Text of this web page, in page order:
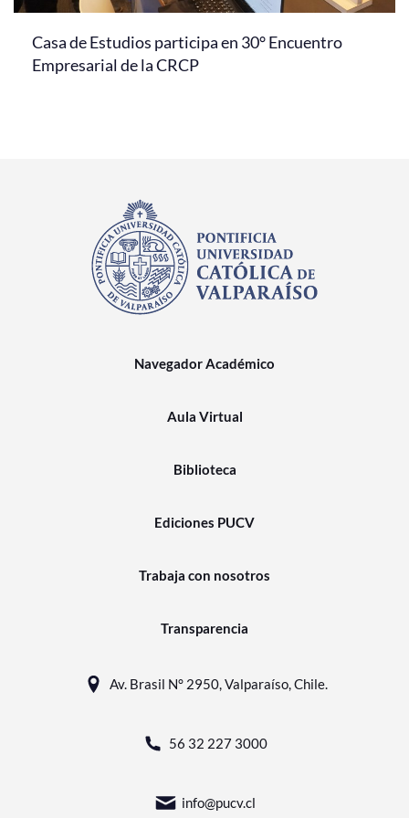
Casa de Estudios participa en 30° Encuentro
Empresarial de la CRCP
Navegador Académico
Aula Virtual
Biblioteca
Ediciones PUCV
Trabaja con nosotros
Transparencia
Av. Brasil N° 2950, Valparaíso, Chile.
56 32 227 3000
info@pucv.cl